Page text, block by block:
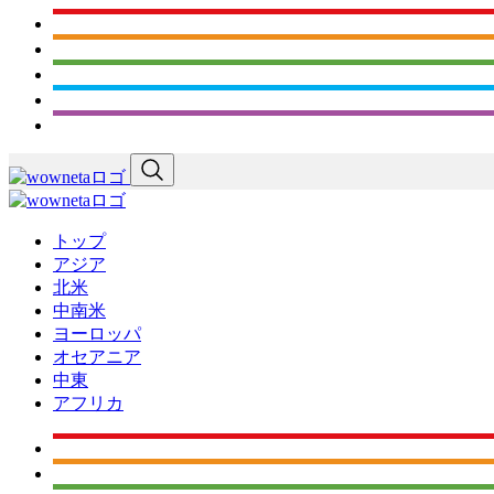
トップ
アジア
北米
中南米
ヨーロッパ
オセアニア
中東
アフリカ